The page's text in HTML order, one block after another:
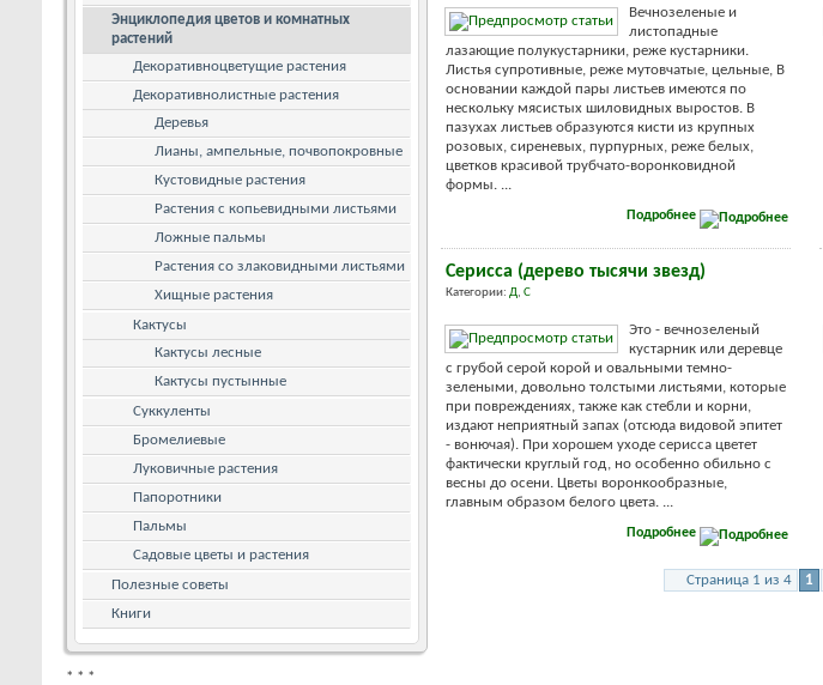
Вечнозеленые и
листопадные
лазающие полукустарники, реже кустарники.
Листья супротивные, реже мутовчатые, цельные, В
основании каждой пары листьев имеются по
нескольку мясистых шиловидных выростов. В
пазухах листьев образуются кисти из крупных
розовых, сиреневых, пурпурных, реже белых,
цветков красивой трубчато-воронковидной
формы. ...
Подробнее
Серисса (дерево тысячи звезд)
Категории: Д, С
Это - вечнозеленый
кустарник или деревце
с грубой серой корой и овальными темно-
зелеными, довольно толстыми листьями, которые
при повреждениях, также как стебли и корни,
издают неприятный запах (отсюда видовой эпитет
- вонючая). При хорошем уходе серисса цветет
фактически круглый год, но особенно обильно с
весны до осени. Цветы воронкообразные,
главным образом белого цвета. ...
Подробнее
Страница 1 из 4 1
Энциклопедия цветов и комнатных
растений
Декоративноцветущие растения
Декоративнолистные растения
Деревья
Лианы, ампельные, почвопокровные
Кустовидные растения
Растения с копьевидными листьями
Ложные пальмы
Растения со злаковидными листьями
Хищные растения
Кактусы
Кактусы лесные
Кактусы пустынные
Суккуленты
Бромелиевые
Луковичные растения
Папоротники
Пальмы
Садовые цветы и растения
Полезные советы
Книги
* * *